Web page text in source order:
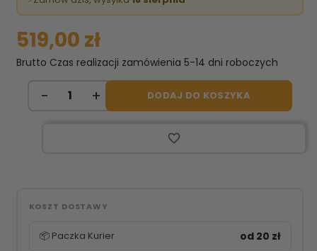
519,00 zł
Brutto Czas realizacji zamówienia 5-14 dni roboczych
DODAJ DO KOSZYKA
favorite_border
KOSZT DOSTAWY
📦 Paczka Kurier od 20 zł